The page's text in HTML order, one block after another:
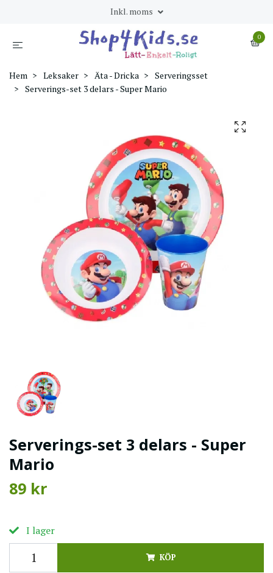
Inkl. moms
0
Hem Leksaker Äta - Dricka
Serveringsset
Serverings-set 3 delars - Super Mario
Serverings-set 3 delars - Super
Mario
89 kr
I lager
KÖP